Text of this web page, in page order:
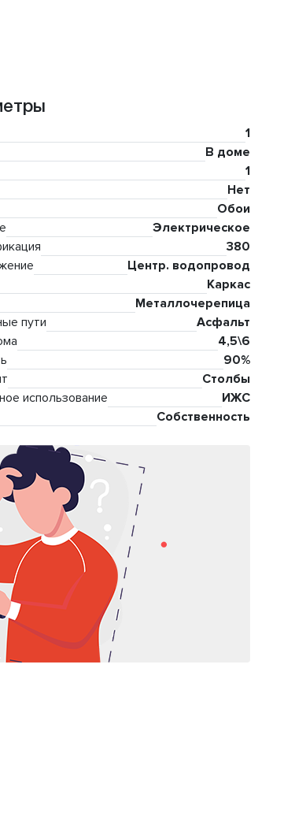
1
В доме
1
Нет
Обои
Электрическое
380
Центр. водопровод
Каркас
Металлочерепица
пути
Асфальт
4,5\6
90%
Столбы
использование
ИЖС
Собственность